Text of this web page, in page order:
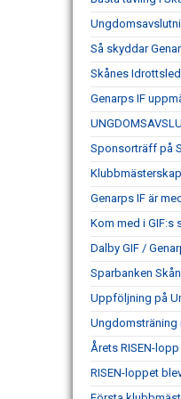
Så skyddar
Skånes
Genarps IF
Sponsorträff på
Genarps IF är
Kom med i GIF:s
Dalby GIF /
Sparbanken
Uppföljning på
Ungdomsträning
Årets RISEN-
RISEN-loppet